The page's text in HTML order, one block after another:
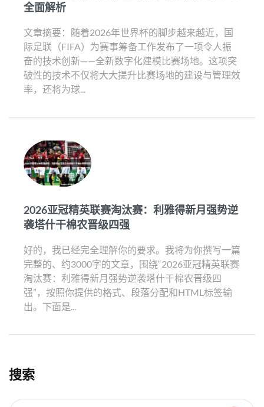
全面解析
文章摘要：随着2026年世界杯的脚步越来越近，国
际足联（FIFA）为赛事筹备工作发布了一项令人振
奋的技术创新——全新数字化建模比赛场地。这项突
破性的技术不仅将大大提升比赛场地的建设与管理效
率，还将为球...
2026亚冠精英联赛淘汰赛：利雅得新月强势逆
袭塔什干棉农晋级四强
好的，我已经完全理解你的要求。我将为你撰写一篇
完整的、约3000字的文章，围绕“2026亚冠精英联赛
淘汰赛：利雅得新月强势逆袭塔什干棉农晋级四
强”，按照你提供的格式、段落分配和HTML标签输
出。下面是...
搜索